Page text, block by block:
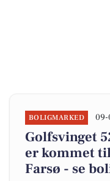
BOLIGMARKED 09-
Golfsvinget
er kommet
Farsø - se